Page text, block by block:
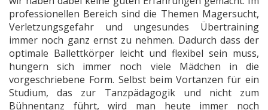
professionellen Bereich sind die Themen Magersucht,
Verletzungsgefahr und ungesundes Übertraining
immer noch ganz ernst zu nehmen. Dadurch dass der
optimale Ballettkörper leicht und flexibel sein muss,
hungern sich immer noch viele Mädchen in die
vorgeschriebene Form. Selbst beim Vortanzen für ein
Studium, das zur Tanzpädagogik und nicht zum
Bühnentanz führt, wird man heute immer noch